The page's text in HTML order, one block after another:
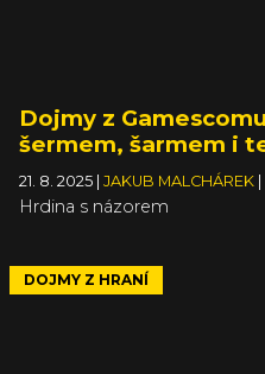
Dojmy z
šermem, šarmem i
21. 8. 2025 JAKUB MALCHÁREK
Hrdina s názorem
DOJMY Z HRANÍ